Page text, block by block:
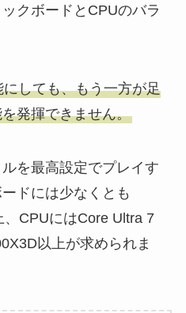
クボードとCPUのバラ
しても、もう一方が足
発揮できません。
を最高設定でプレイす
ドには少なくとも
CPUにはCore Ultra 7
以上が求められま